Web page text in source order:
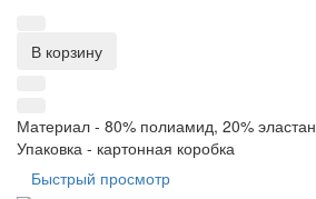
В корзину
Материал - 80% полиамид, 20% эластан
Упаковка - картонная коробка
Быстрый просмотр